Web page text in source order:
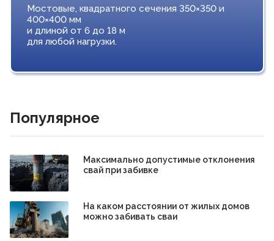
Мостовые, квадратного сечения 350×350 и
400×400 мм
и длиной от 6 до 18 м
для любой нагрузки.
Популярное
Максимально допустимые отклонения
свай при забивке
На каком расстоянии от жилых домов
можно забивать сваи